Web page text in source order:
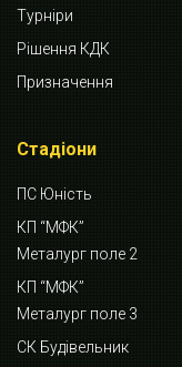
Турніри
Рішення КДК
Призначення
Стадіони
ПС Юність
КП “МФК”
Металург поле 2
КП “МФК”
Металург поле 3
СК Будівельник